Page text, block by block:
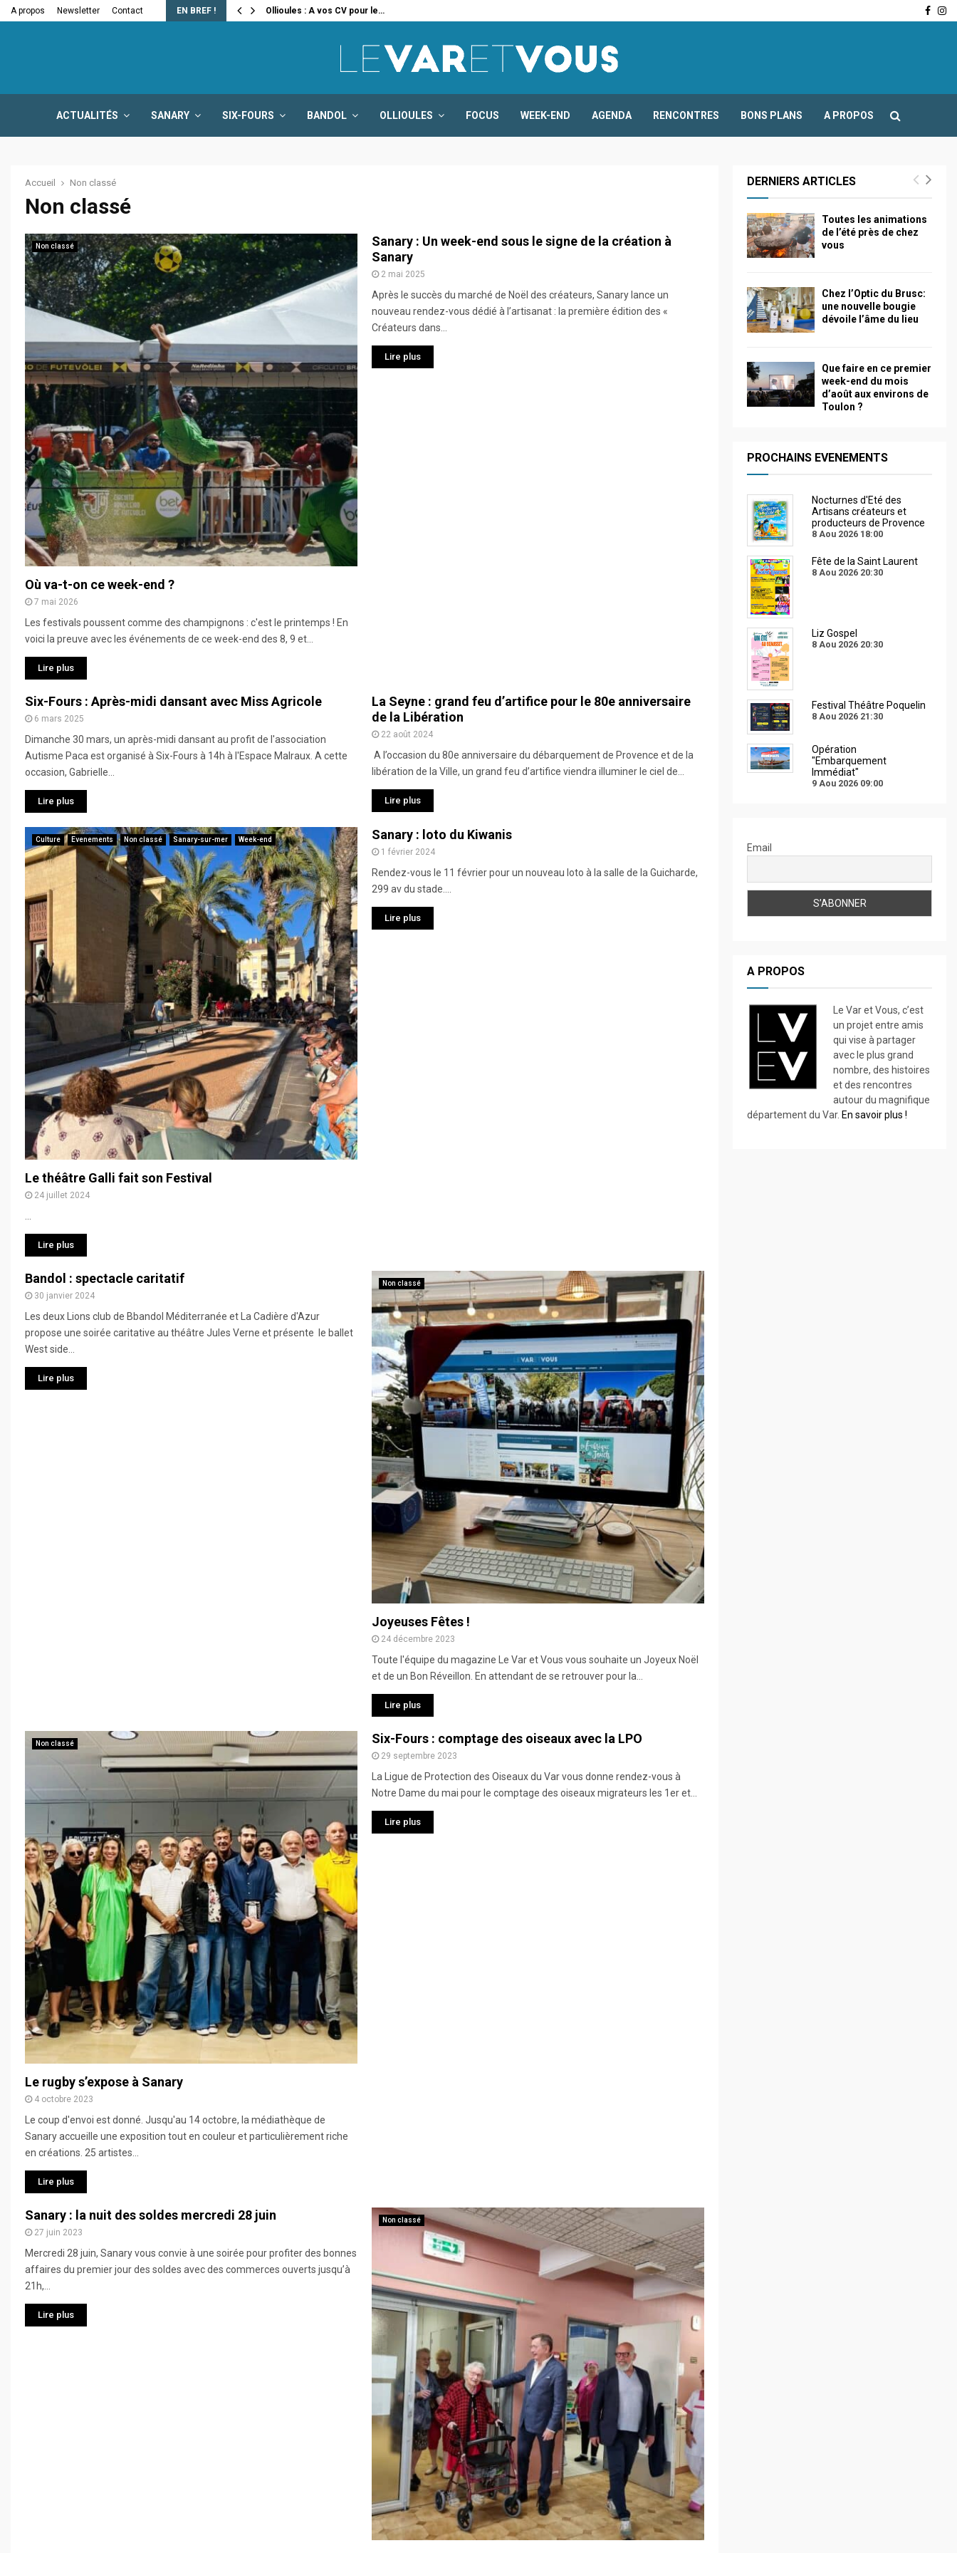
A propos Newsletter Contact EN BREF !
la fermeture… Ollioules : A vos CV pour le…
ACTUALITÉS SANARY SIX-FOURS BANDOL OLLIOULES FOCUS WEEK-END AGENDA RENCONTRES BONS PLANS A PROPOS
Accueil Non classé
Non classé
Non classé
Où va-t-on ce week-end ?
7 mai 2026
Les festivals poussent comme des champignons : c'est le printemps ! En
voici la preuve avec les événements de ce week-end des 8, 9 et...
Lire plus
Sanary : Un week-end sous le signe de la création à
Sanary
2 mai 2025
Après le succès du marché de Noël des créateurs, Sanary lance un
nouveau rendez-vous dédié à l’artisanat : la première édition des «
Créateurs dans...
Lire plus
Six-Fours : Après-midi dansant avec Miss Agricole
6 mars 2025
Dimanche 30 mars, un après-midi dansant au profit de l'association
Autisme Paca est organisé à Six-Fours à 14h à l'Espace Malraux. A cette
occasion, Gabrielle...
Lire plus
La Seyne : grand feu d’artifice pour le 80e anniversaire
de la Libération
22 août 2024
A l’occasion du 80e anniversaire du débarquement de Provence et de la
libération de la Ville, un grand feu d’artifice viendra illuminer le ciel de...
Lire plus
Culture Evenements Non classé Sanary-sur-mer Week-end
Le théâtre Galli fait son Festival
24 juillet 2024
Lire plus
Sanary : loto du Kiwanis
1 février 2024
Rendez-vous le 11 février pour un nouveau loto à la salle de la Guicharde,
299 av du stade....
Lire plus
Bandol : spectacle caritatif
30 janvier 2024
Les deux Lions club de Bbandol Méditerranée et La Cadière d'Azur
propose une soirée caritative au théâtre Jules Verne et présente le ballet
West side...
Lire plus
Non classé
Joyeuses Fêtes !
24 décembre 2023
Toute l'équipe du magazine Le Var et Vous vous souhaite un Joyeux Noël
et de un Bon Réveillon. En attendant de se retrouver pour la...
Lire plus
Non classé
Le rugby s’expose à Sanary
4 octobre 2023
Le coup d'envoi est donné. Jusqu'au 14 octobre, la médiathèque de
Sanary accueille une exposition tout en couleur et particulièrement riche
en créations. 25 artistes...
Lire plus
Six-Fours : comptage des oiseaux avec la LPO
29 septembre 2023
La Ligue de Protection des Oiseaux du Var vous donne rendez-vous à
Notre Dame du mai pour le comptage des oiseaux migrateurs les 1er et...
Lire plus
Sanary : la nuit des soldes mercredi 28 juin
27 juin 2023
Mercredi 28 juin, Sanary vous convie à une soirée pour profiter des bonnes
affaires du premier jour des soldes avec des commerces ouverts jusqu’à
21h,...
Lire plus
Non classé
DERNIERS ARTICLES
Toutes les animations
de l’été près de chez
vous
Chez l’Optic du Brusc:
une nouvelle bougie
dévoile l’âme du lieu
Que faire en ce premier
week-end du mois
d’août aux environs de
Toulon ?
PROCHAINS EVENEMENTS
Nocturnes d'Eté des
Artisans créateurs et
producteurs de Provence
8 Aou 2026 18:00
Fête de la Saint Laurent
8 Aou 2026 20:30
Liz Gospel
8 Aou 2026 20:30
Festival Théâtre Poquelin
8 Aou 2026 21:30
Opération
"Embarquement
Immédiat"
9 Aou 2026 09:00
Email
A PROPOS
Le Var et Vous, c’est
un projet entre amis
qui vise à partager
avec le plus grand
nombre, des histoires
et des rencontres
autour du magnifique
département du Var. En savoir plus !